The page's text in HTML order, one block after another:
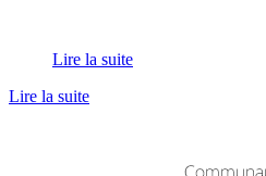
Lire la suite
Lire la suite